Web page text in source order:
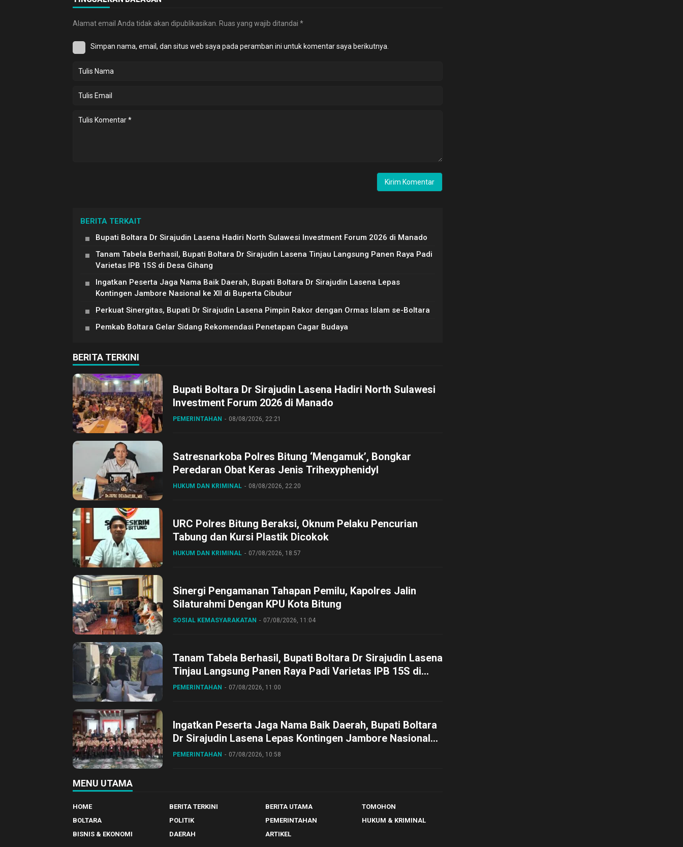
Alamat email Anda tidak akan dipublikasikan. Ruas yang wajib ditandai *
Simpan nama, email, dan situs web saya pada peramban ini untuk komentar saya berikutnya.
BERITA TERKAIT
Bupati Boltara Dr Sirajudin Lasena Hadiri North Sulawesi Investment Forum 2026 di Manado
Tanam Tabela Berhasil, Bupati Boltara Dr Sirajudin Lasena Tinjau Langsung Panen Raya Padi
Varietas IPB 15S di Desa Gihang
Ingatkan Peserta Jaga Nama Baik Daerah, Bupati Boltara Dr Sirajudin Lasena Lepas
Kontingen Jambore Nasional ke XII di Buperta Cibubur
Perkuat Sinergitas, Bupati Dr Sirajudin Lasena Pimpin Rakor dengan Ormas Islam se-Boltara
Pemkab Boltara Gelar Sidang Rekomendasi Penetapan Cagar Budaya
BERITA TERKINI
Bupati Boltara Dr Sirajudin Lasena Hadiri North Sulawesi
Investment Forum 2026 di Manado
PEMERINTAHAN 08/08/2026, 22:21
Satresnarkoba Polres Bitung ‘Mengamuk’, Bongkar
Peredaran Obat Keras Jenis Trihexyphenidyl
HUKUM DAN KRIMINAL 08/08/2026, 22:20
URC Polres Bitung Beraksi, Oknum Pelaku Pencurian
Tabung dan Kursi Plastik Dicokok
HUKUM DAN KRIMINAL 07/08/2026, 18:57
Sinergi Pengamanan Tahapan Pemilu, Kapolres Jalin
Silaturahmi Dengan KPU Kota Bitung
SOSIAL KEMASYARAKATAN 07/08/2026, 11:04
Tanam Tabela Berhasil, Bupati Boltara Dr Sirajudin Lasena
Tinjau Langsung Panen Raya Padi Varietas IPB 15S di
Desa Gihang
PEMERINTAHAN 07/08/2026, 11:00
Ingatkan Peserta Jaga Nama Baik Daerah, Bupati Boltara
Dr Sirajudin Lasena Lepas Kontingen Jambore Nasional
ke XII di Buperta Cibubur
PEMERINTAHAN 07/08/2026, 10:58
MENU UTAMA
HOME BERITA TERKINI BERITA UTAMA
TOMOHON
BOLTARA
POLITIK PEMERINTAHAN
HUKUM & KRIMINAL
BISNIS & EKONOMI
DAERAH ARTIKEL